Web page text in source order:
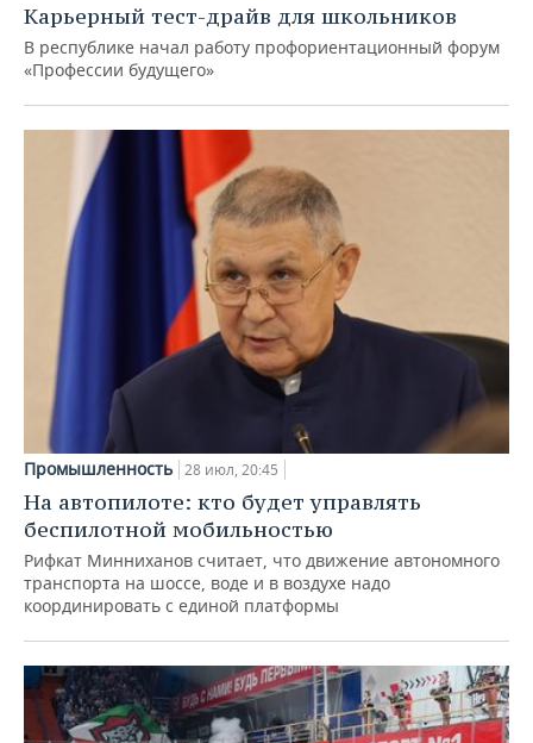
Карьерный тест-драйв для школьников
В республике начал работу профориентационный форум
«Профессии будущего»
Промышленность 28 июл, 20:45
На автопилоте: кто будет управлять
беспилотной мобильностью
Рифкат Минниханов считает, что движение автономного
транспорта на шоссе, воде и в воздухе надо
координировать с единой платформы